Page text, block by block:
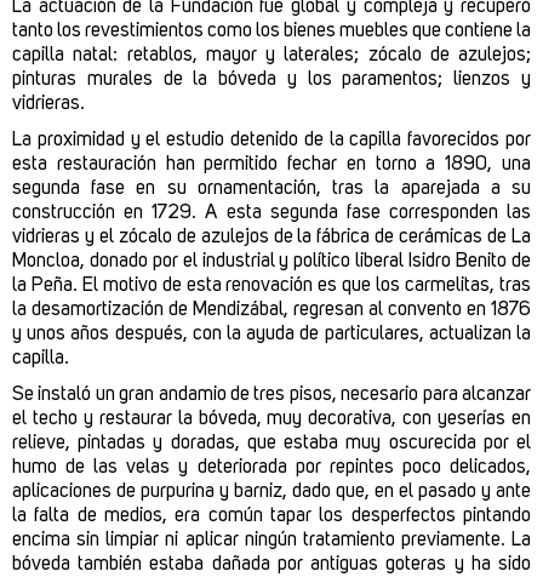
La actuación de la Fundación fue global y compleja y recuperó
tanto los revestimientos como los bienes muebles que contiene la
capilla natal: retablos, mayor y laterales; zócalo de azulejos;
pinturas murales de la bóveda y los paramentos; lienzos y
vidrieras.
La proximidad y el estudio detenido de la capilla favorecidos por
esta restauración han permitido fechar en torno a 1890, una
segunda fase en su ornamentación, tras la aparejada a su
construcción en 1729. A esta segunda fase corresponden las
vidrieras y el zócalo de azulejos de la fábrica de cerámicas de La
Moncloa, donado por el industrial y político liberal Isidro Benito de
la Peña. El motivo de esta renovación es que los carmelitas, tras
la desamortización de Mendizábal, regresan al convento en 1876
y unos años después, con la ayuda de particulares, actualizan la
capilla.
Se instaló un gran andamio de tres pisos, necesario para alcanzar
el techo y restaurar la bóveda, muy decorativa, con yeserías en
relieve, pintadas y doradas, que estaba muy oscurecida por el
humo de las velas y deteriorada por repintes poco delicados,
aplicaciones de purpurina y barniz, dado que, en el pasado y ante
la falta de medios, era común tapar los desperfectos pintando
encima sin limpiar ni aplicar ningún tratamiento previamente. La
bóveda también estaba dañada por antiguas goteras y ha sido